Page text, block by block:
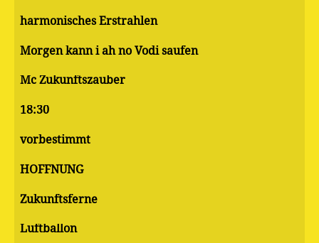
harmonisches Erstrahlen
Morgen kann i ah no Vodi saufen
Mc Zukunftszauber
18:30
vorbestimmt
HOFFNUNG
Zukunftsferne
Luftballon